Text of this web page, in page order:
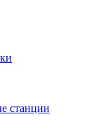
станции